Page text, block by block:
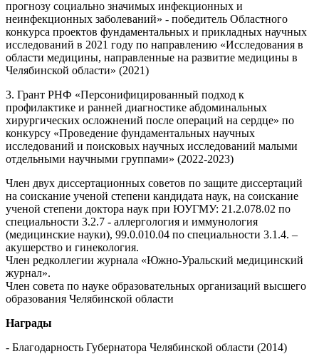
прогнозу социально значимых инфекционных и
неинфекционных заболеваний» - победитель Областного
конкурса проектов фундаментальных и прикладных научных
исследований в 2021 году по направлению «Исследования в
области медицины, направленные на развитие медицины в
Челябинской области» (2021)
3. Грант РНФ «Персонифицированный подход к
профилактике и ранней диагностике абдоминальных
хирургических осложнений после операций на сердце» по
конкурсу «Проведение фундаментальных научных
исследований и поисковых научных исследований малыми
отдельными научными группами» (2022-2023)
Член двух диссертационных советов по защите диссертаций
на соискание ученой степени кандидата наук, на соискание
ученой степени доктора наук при ЮУГМУ: 21.2.078.02 по
специальности 3.2.7 - аллергология и иммунология
(медицинские науки), 99.0.010.04 по специальности 3.1.4. –
акушерство и гинекология.
Член редколлегии журнала «Южно-Уральский медицинский
журнал».
Член совета по науке образовательных организаций высшего
образования Челябинской области
Награды
- Благодарность Губернатора Челябинской области (2014)